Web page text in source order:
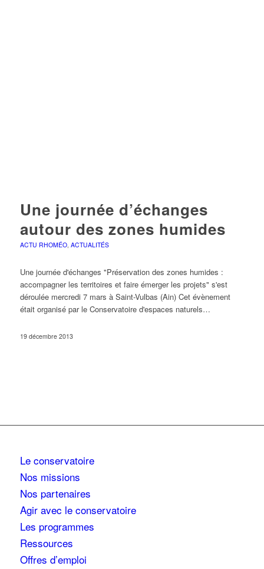
Une journée d’échanges
autour des zones humides
ACTU RHOMÉO, ACTUALITÉS
Une journée d'échanges "Préservation des zones humides :
accompagner les territoires et faire émerger les projets" s'est
déroulée mercredi 7 mars à Saint-Vulbas (Ain) Cet évènement
était organisé par le Conservatoire d'espaces naturels…
19 décembre 2013
Le conservatoire
Nos missions
Nos partenaires
Agir avec le conservatoire
Les programmes
Ressources
Offres d’emploi